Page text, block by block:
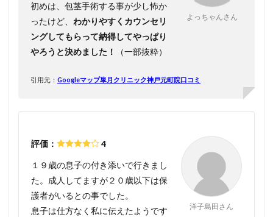
よっちゃんさん
初めは、包茎手術する事が少し怖か
ったけど、 わかりやすくカウンセリ
ングしてもらって納得してやっぱり
やろうと決めました！
（一部抜粋）
引用元： Googleマップ皐月クリニック神戸元町院口コミ
洋子島田さん
評価： 4
１９歳の息子の付き添いで行きまし
た。成人してますが２０歳以下は保
護者がいるとの事でした。
息子は仕方なく私に伝えたようです